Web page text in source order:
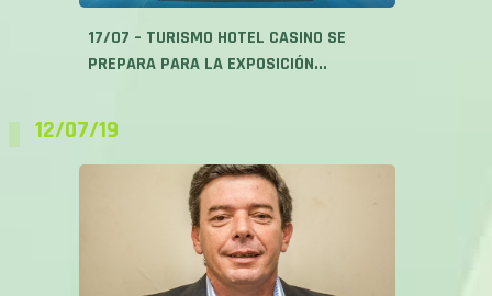
17/07 – TURISMO HOTEL CASINO SE
PREPARA PARA LA EXPOSICIÓN...
12/07/19